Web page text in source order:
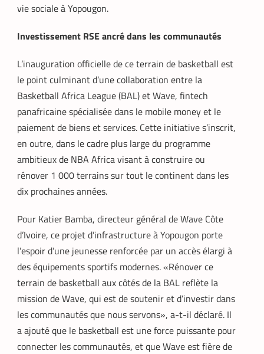
vie sociale à Yopougon.
Investissement RSE ancré dans les communautés
L’inauguration officielle de ce terrain de basketball est
le point culminant d’une collaboration entre la
Basketball Africa League (BAL) et Wave, fintech
panafricaine spécialisée dans le mobile money et le
paiement de biens et services. Cette initiative s’inscrit,
en outre, dans le cadre plus large du programme
ambitieux de NBA Africa visant à construire ou
rénover 1 000 terrains sur tout le continent dans les
dix prochaines années.
Pour Katier Bamba, directeur général de Wave Côte
d’Ivoire, ce projet d’infrastructure à Yopougon porte
l’espoir d’une jeunesse renforcée par un accès élargi à
des équipements sportifs modernes. «Rénover ce
terrain de basketball aux côtés de la BAL reflète la
mission de Wave, qui est de soutenir et d’investir dans
les communautés que nous servons», a-t-il déclaré. Il
a ajouté que le basketball est une force puissante pour
connecter les communautés, et que Wave est fière de